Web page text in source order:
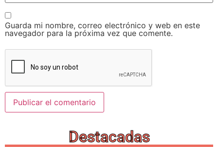
Guarda mi nombre, correo electrónico y web en este
navegador para la próxima vez que comente.
Destacadas